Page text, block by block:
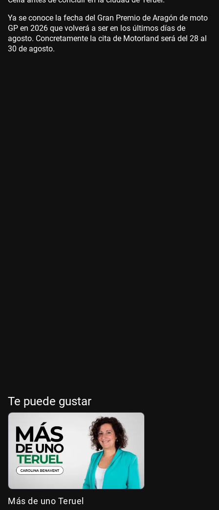
Ya se conoce la fecha del Gran Premio de Aragón de moto
GP en 2026 que volverá a ser en los últimos días de
agosto. Concretamente la cita de Motorland será del 28 al
30 de agosto.
Te puede gustar
Más de uno Teruel